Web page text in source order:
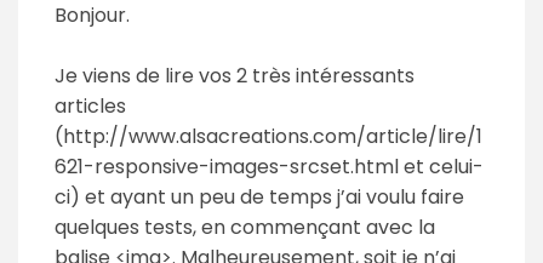
Bonjour.
Je viens de lire vos 2 très intéressants
articles
(http://www.alsacreations.com/article/lire/1
621-responsive-images-srcset.html et celui-
ci) et ayant un peu de temps j’ai voulu faire
quelques tests, en commençant avec la